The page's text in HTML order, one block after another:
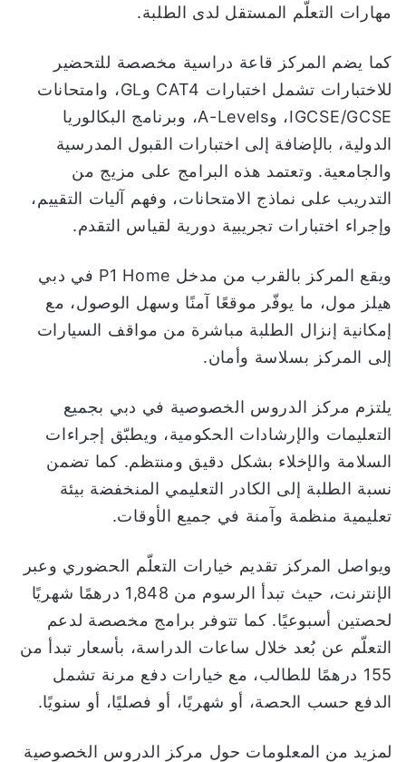
مهارات التعلّم المستقل لدى الطلبة.
كما يضم المركز قاعة دراسية مخصصة للتحضير
للاختبارات تشمل اختبارات CAT4 وGL، وامتحانات
IGCSE/GCSE، وA-Levels، وبرنامج البكالوريا
الدولية، بالإضافة إلى اختبارات القبول المدرسية
والجامعية. وتعتمد هذه البرامج على مزيج من
التدريب على نماذج الامتحانات، وفهم آليات التقييم،
وإجراء اختبارات تجريبية دورية لقياس التقدم.
ويقع المركز بالقرب من مدخل P1 Home في دبي
هيلز مول، ما يوفّر موقعًا آمنًا وسهل الوصول، مع
إمكانية إنزال الطلبة مباشرة من مواقف السيارات
إلى المركز بسلاسة وأمان.
يلتزم مركز الدروس الخصوصية في دبي بجميع
التعليمات والإرشادات الحكومية، ويطبّق إجراءات
السلامة والإخلاء بشكل دقيق ومنتظم. كما تضمن
نسبة الطلبة إلى الكادر التعليمي المنخفضة بيئة
تعليمية منظمة وآمنة في جميع الأوقات.
ويواصل المركز تقديم خيارات التعلّم الحضوري وعبر
الإنترنت، حيث تبدأ الرسوم من 1,848 درهمًا شهريًا
لحصتين أسبوعيًا. كما تتوفر برامج مخصصة لدعم
التعلّم عن بُعد خلال ساعات الدراسة، بأسعار تبدأ من
155 درهمًا للطالب، مع خيارات دفع مرنة تشمل
الدفع حسب الحصة، أو شهريًا، أو فصليًا، أو سنويًا.
لمزيد من المعلومات حول مركز الدروس الخصوصية